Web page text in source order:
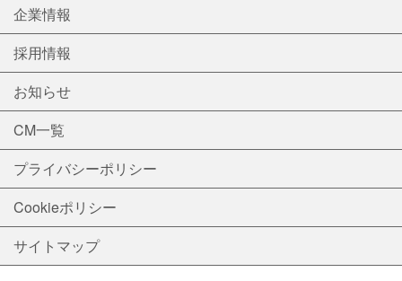
企業情報
採用情報
お知らせ
CM一覧
プライバシーポリシー
Cookieポリシー
サイトマップ